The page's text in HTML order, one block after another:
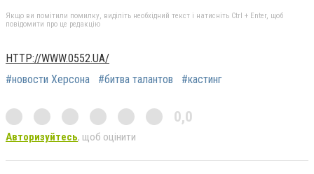
Якщо ви помітили помилку, виділіть необхідний текст і натисніть Ctrl + Enter, щоб
повідомити про це редакцію
HTTP://WWW.0552.UA/
#новости Херсона
#битва талантов #кастинг
0,0
Авторизуйтесь, щоб оцінити